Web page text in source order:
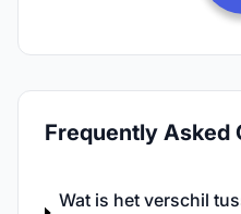
Frequently Asked
Wat is het verschil